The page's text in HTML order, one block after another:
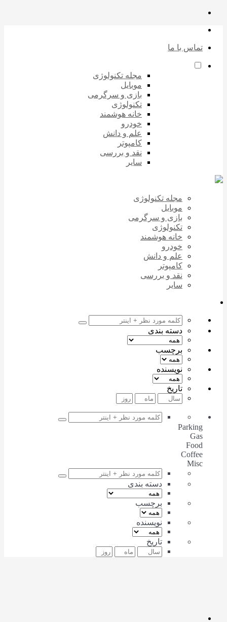
تماس با ما
مجله تکنولوژی
موبایل
بازی و سرگرمی
تکنولوژی
خانه هوشمند
خودرو
علم و دانش
کامپوتر
نقد و بررسی
سایر
مجله تکنولوژی
موبایل
بازی و سرگرمی
تکنولوژی
خانه هوشمند
خودرو
علم و دانش
کامپوتر
نقد و بررسی
سایر
دسته بندی
برچسب
نویسنده
تاریخ
Parking
Coffee
دسته بندی
برچسب
نویسنده
تاریخ